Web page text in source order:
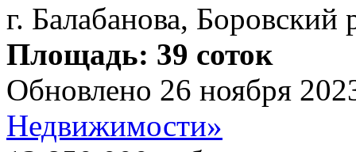
г. Балабанова,
Площадь: 39 соток
Обновлено 26 ноября
Недвижимости»